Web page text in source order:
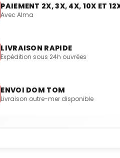
PAIEMENT 2X, 3X, 4X, 10X ET
Avec Alma
LIVRAISON RAPIDE
Expédition sous 24h ouvrées
ENVOI DOM TOM
Livraison outre-mer disponible